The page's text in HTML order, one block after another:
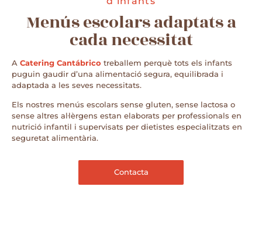
Menús escolars adaptats a
cada necessitat
A Catering Cantábrico treballem perquè tots els infants
puguin gaudir d’una alimentació segura, equilibrada i
adaptada a les seves necessitats.
Els nostres menús escolars sense gluten, sense lactosa o
sense altres al·lèrgens estan elaborats per professionals en
nutrició infantil i supervisats per dietistes especialitzats en
seguretat alimentària.
Contacta